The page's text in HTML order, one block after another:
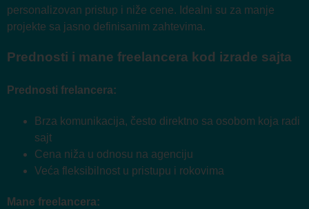
personalizovan pristup i niže cene. Idealni su za manje
projekte sa jasno definisanim zahtevima.
Prednosti i mane freelancera kod izrade sajta
Prednosti frelancera:
Brza komunikacija, često direktno sa osobom koja radi
sajt
Cena niža u odnosu na agenciju
Veća fleksibilnost u pristupu i rokovima
Mane freelancera: